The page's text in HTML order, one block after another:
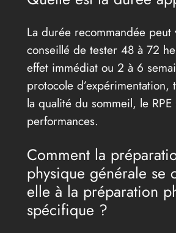
La durée recommandée
conseillé de tester 48 à 72
effet immédiat ou 2 à 6
protocole d’expérimentation,
la qualité du sommeil, le
performances.
Comment la
physique générale se
elle à la préparation
spécifique ?